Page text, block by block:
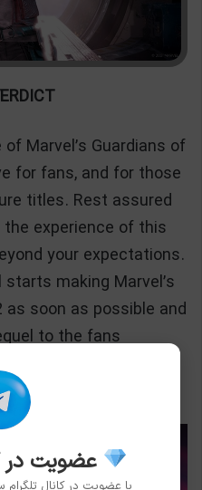
Marvel’s Guardians of
for fans, and for those
titles. Rest assured
experience of this
your expectations.
making Marvel’s
as soon as possible and
to the fans
9
عضویت در
با عضویت در کانال تلگرام